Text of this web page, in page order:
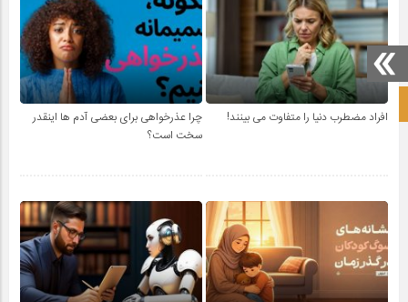
صفحه نخست آکادمی علمی
افراد مضطرب دنیا را متفاوت می بینند!
چرا عذرخواهی برای بعضی آدم ها اینقدر
سخت است؟